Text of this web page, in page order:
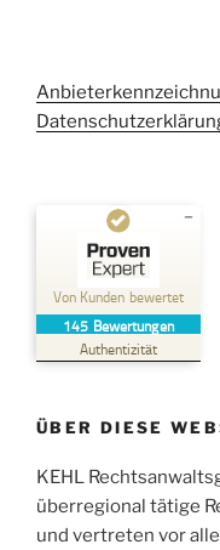
Von Kunden bewertet
145 Bewertungen
Authentizität
Kundenbewertungen
Kehl
SEHR GUT
Bewertungen von
2
anderen Quellen
ÜBER DIESE
KEHL
überregional tätige
und vertreten vor